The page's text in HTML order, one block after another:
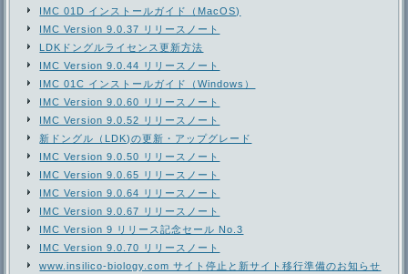
IMC 01D インストールガイド（MacOS)
IMC Version 9.0.37 リリースノート
LDKドングルライセンス更新方法
IMC Version 9.0.44 リリースノート
IMC 01C インストールガイド（Windows）
IMC Version 9.0.60 リリースノート
IMC Version 9.0.52 リリースノート
新ドングル（LDK)の更新・アップグレード
IMC Version 9.0.50 リリースノート
IMC Version 9.0.65 リリースノート
IMC Version 9.0.64 リリースノート
IMC Version 9.0.67 リリースノート
IMC Version 9 リリース記念セール No.3
IMC Version 9.0.70 リリースノート
www.insilico-biology.com サイト停止と新サイト移行準備のお知らせ